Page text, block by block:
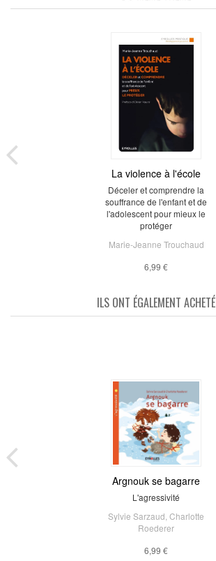
La violence à l'école
Déceler et comprendre la
souffrance de l'enfant et de
l'adolescent pour mieux le
protéger
Marie-Jeanne Trouchaud
6,99 €
ILS ONT ÉGALEMENT ACHETÉ
Argnouk se bagarre
L'agressivité
Sylvie Sarzaud Charlotte
Roederer
6,99 €